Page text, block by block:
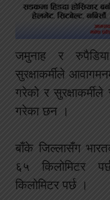
जमुनाह र
सुरक्षाकर्मीले
गरेको र
गरेका छन ।
बाँके जिल्लासँग
६५ किलोमिटर
किलोमिटर पर्छ ।